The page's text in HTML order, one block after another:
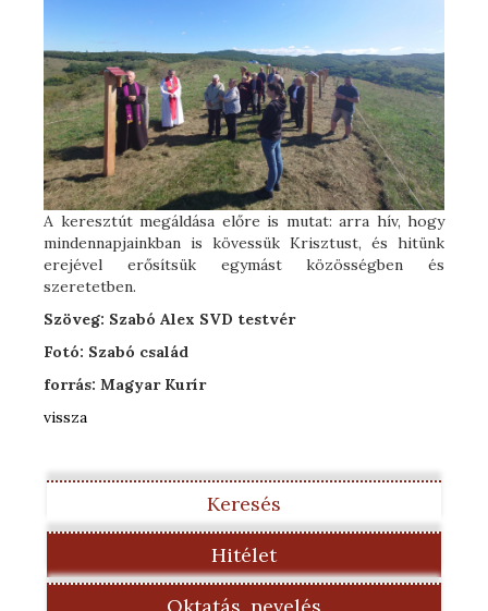
A keresztút megáldása előre is mutat: arra hív, hogy
mindennapjainkban is kövessük Krisztust, és hitünk
erejével erősítsük egymást közösségben és
szeretetben.
Szöveg: Szabó Alex SVD testvér
Fotó: Szabó család
forrás: Magyar Kurír
vissza
Keresés
Hitélet